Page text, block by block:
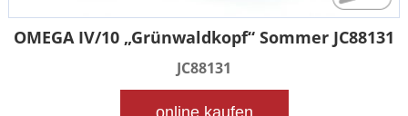
OMEGA IV/10 „Grünwaldkopf“ Sommer JC88131
JC88131
online kaufen